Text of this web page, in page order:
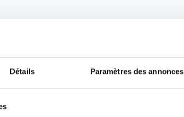
Détails Paramètres des annonces